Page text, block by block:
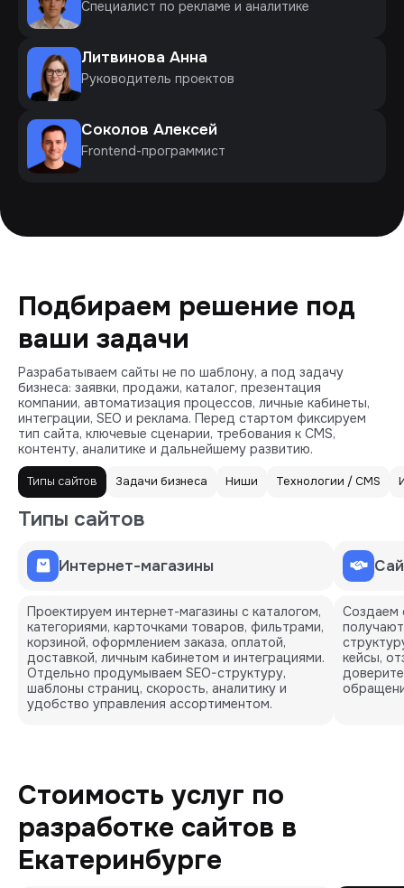
Специалист по рекламе и аналитике
Литвинова Анна
Руководитель проектов
Соколов Алексей
Frontend-программист
Подбираем решение под
ваши задачи
Разрабатываем сайты не по шаблону, а под задачу
бизнеса: заявки, продажи, каталог, презентация
компании, автоматизация процессов, личные кабинеты,
интеграции, SEO и реклама. Перед стартом фиксируем
тип сайта, ключевые сценарии, требования к CMS,
контенту, аналитике и дальнейшему развитию.
Типы сайтов Задачи бизнеса Ниши Технологии / CMS
Типы сайтов
Интернет-магазины
Проектируем интернет-магазины с каталогом,
категориями, карточками товаров, фильтрами,
корзиной, оформлением заказа, оплатой,
доставкой, личным кабинетом и интеграциями.
Отдельно продумываем SEO-структуру,
шаблоны страниц, скорость, аналитику и
удобство управления ассортиментом.
Создаем
кейсы,
Стоимость услуг по
разработке сайтов в
Екатеринбурге